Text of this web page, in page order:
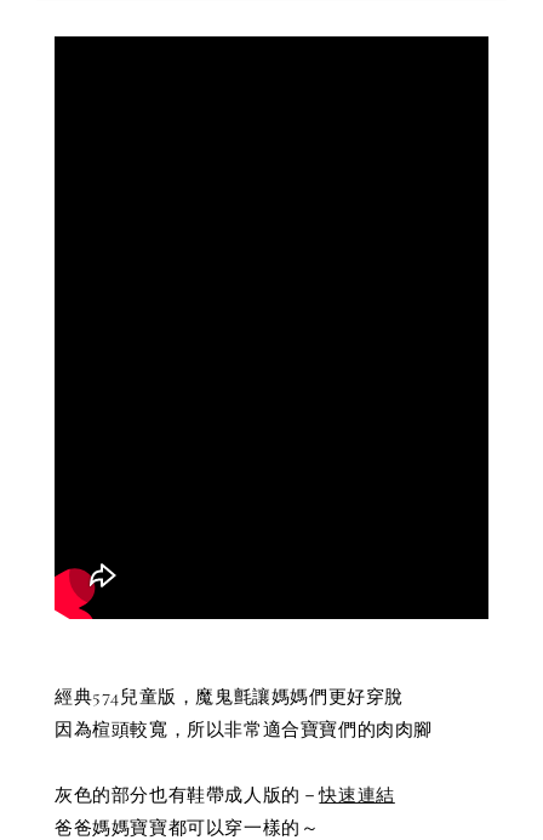
經典574兒童版，魔鬼氈讓媽媽們更好穿脫
因為楦頭較寬，所以非常適合寶寶們的肉肉腳
灰色的部分也有鞋帶成人版的－快速連結
爸爸媽媽寶寶都可以穿一樣的～